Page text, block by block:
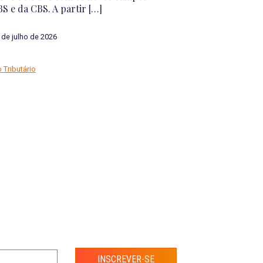
em autarquia […]
de julho de 2026
de Dados
INSCREVER-SE